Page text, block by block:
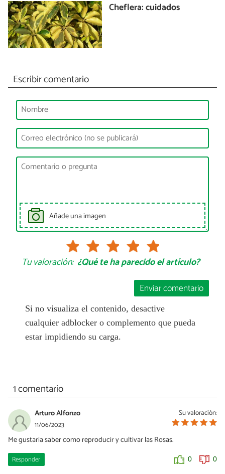
Cheflera: cuidados
Escribir comentario
Añade una imagen
Tu valoración: ¿Qué te ha parecido el artículo?
Enviar comentario
Si no visualiza el contenido, desactive
cualquier adblocker o complemento que pueda
estar impidiendo su carga.
1 comentario
Su valoración:
Arturo Alfonzo
11/06/2023
Me gustaria saber como reproducir y cultivar las Rosas.
Responder 0 0